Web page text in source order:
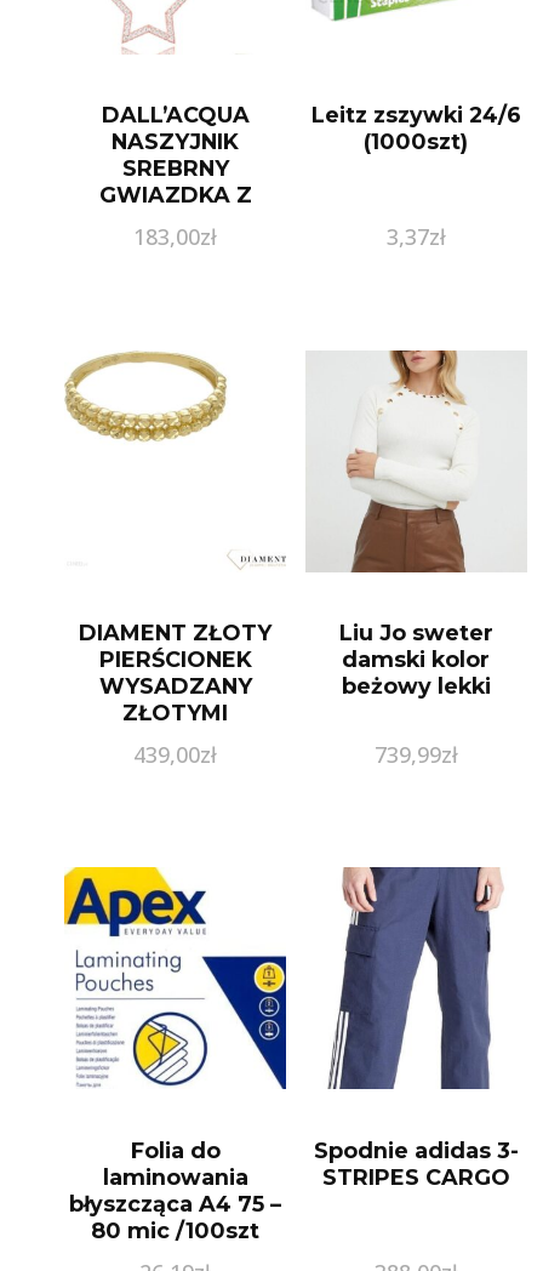
DALL’ACQUA
NASZYJNIK
SREBRNY
GWIAZDKA Z
BIAŁĄ CYRKONIĄ
DALL’ACQUA
183,00zł
Leitz zszywki 24/6
(1000szt)
3,37zł
DIAMENT ZŁOTY
PIERŚCIONEK
WYSADZANY
ZŁOTYMI
439,00zł
Liu Jo sweter
damski kolor
beżowy lekki
739,99zł
Folia do
laminowania
błyszcząca A4 75 –
80 mic /100szt
Spodnie adidas 3-
STRIPES CARGO